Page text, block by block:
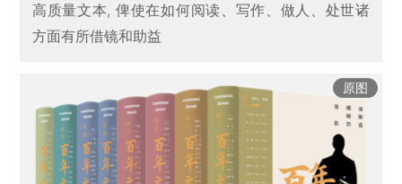
高质量文本, 俾使在如何阅读、写作、做人、处世诸
方面有所借镜和助益
原图